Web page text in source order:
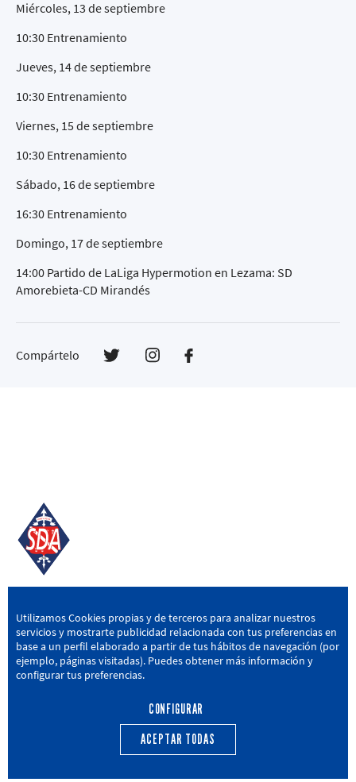
Miércoles, 13 de septiembre
10:30 Entrenamiento
Jueves, 14 de septiembre
10:30 Entrenamiento
Viernes, 15 de septiembre
10:30 Entrenamiento
Sábado, 16 de septiembre
16:30 Entrenamiento
Domingo, 17 de septiembre
14:00 Partido de LaLiga Hypermotion en Lezama: SD
Amorebieta-CD Mirandés
Compártelo
SD AMOREBIETA
San Miguel Kalea, 16, 48340 Amorebieta, Bizkaia
946 604 751 | sda@sdamorebieta.eus
CANTERA ACTUALIDAD
Utilizamos Cookies propias y de terceros para analizar nuestros
servicios y mostrarte publicidad relacionada con tus preferencias en
base a un perfil elaborado a partir de tus hábitos de navegación (por
ejemplo, páginas visitadas). Puedes obtener más información y
configurar tus preferencias.
CONFIGURAR
ACEPTAR TODAS